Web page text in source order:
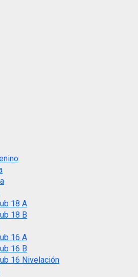
18 A
18 B
16 A
16 B
16 Nivelación